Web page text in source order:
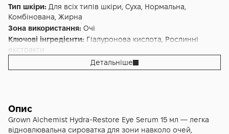
Тип шкіри: Для всіх типів шкіри, Суха, Нормальна,
Комбінована, Жирна
Зона використання: Очі
Ключові інгредієнти: Гіалуронова кислота, Рослинні
екстракти
Від темних кіл,Від набряків
Додаткові властивості:Reef Safe, Cruelty-free, Веганська
Альтернативна назва:
навколо очей Ектоїн, Гіалуронова кислота 15 мл - GA
Hydra-Restore Eye Serum Ectoin, Hyaluronic Acid
Детальніше
Опис
Grown Alchemist Hydra-Restore Eye Serum 15 мл — легка
відновлювальна сироватка для зони навколо очей,